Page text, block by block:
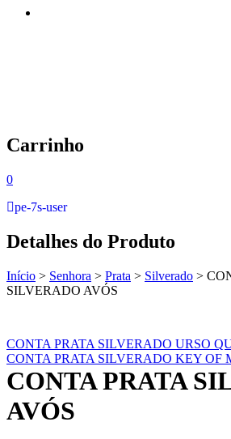
Carrinho
0
pe-7s-user
Detalhes do Produto
Início > Senhora > Prata > Silverado >
SILVERADO AVÓS
CONTA PRATA SILVERADO URSO
CONTA PRATA SILVERADO KEY OF
CONTA PRATA
AVÓS